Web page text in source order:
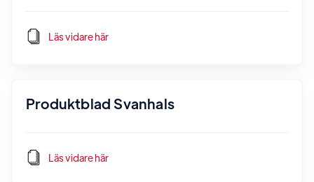
Läs vidare här
Produktblad Svanhals
Läs vidare här